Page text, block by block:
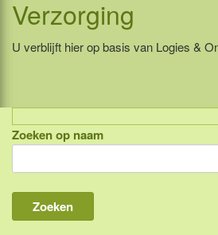
Verzorging
U verblijft hier op basis van Logies &
Indonesië, eilandcombinaties
Bali
Lombok
Zoeken op naam